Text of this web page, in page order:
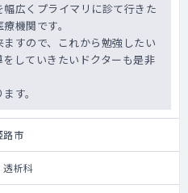
制
との2名体制
広くプライマリに診て行きた
機関です。
すので、これから勉強したい
していきたいドクターも是非
す。
路市
透析科